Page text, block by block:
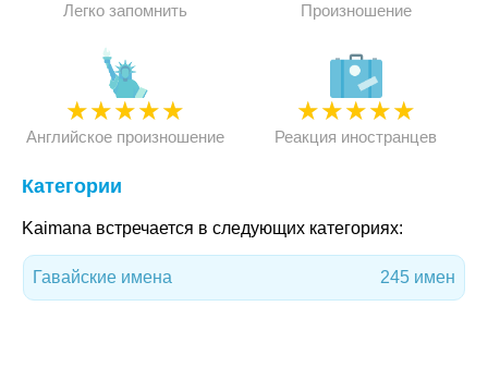
Легко запомнить Произношение
★★★★★
Английское произношение
★★★★★
Реакция иностранцев
Категории
Kaimana встречается в следующих категориях:
Гавайские имена 245 имен